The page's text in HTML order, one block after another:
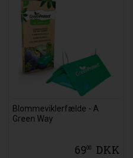
Blommeviklerfælde - A
Green Way
6900 DKK